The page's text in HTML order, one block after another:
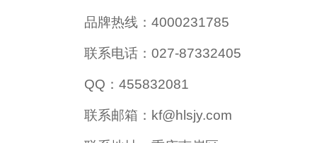
品牌热线：4000231785
联系电话：027-87332405
QQ：455832081
联系邮箱：kf@hlsjy.com